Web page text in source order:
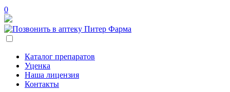
0
Каталог препаратов
Уценка
Наша лицензия
Контакты